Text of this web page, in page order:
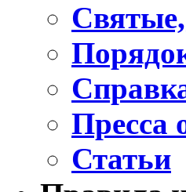
Пресса
Статьи